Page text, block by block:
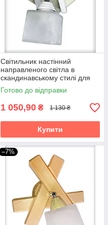
Світильник настінний
направленого світла в
скандинавському стилі для
кухні коридору бра Данко/1
біло-бежеве
Готово до відправки
1 050,90 ₴ 1 130 ₴
Купити
–7%